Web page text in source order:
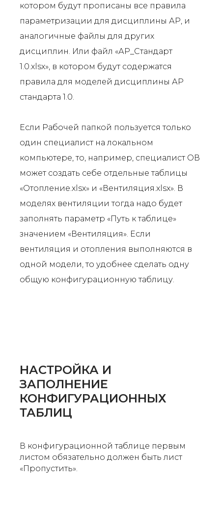
котором будут прописаны все правила
параметризации для дисциплины АР, и
аналогичные файлы для других
дисциплин. Или файл «АР_Стандарт
1.0.xlsx», в котором будут содержатся
правила для моделей дисциплины АР
стандарта 1.0.
Если Рабочей папкой пользуется только
один специалист на локальном
компьютере, то, например, специалист ОВ
может создать себе отдельные таблицы
«Отопление.xlsx» и «Вентиляция.xlsx». В
моделях вентиляции тогда надо будет
заполнять параметр «Путь к таблице»
значением «Вентиляция». Если
вентиляция и отопления выполняются в
одной модели, то удобнее сделать одну
общую конфигурационную таблицу.
НАСТРОЙКА И
ЗАПОЛНЕНИЕ
КОНФИГУРАЦИОННЫХ
ТАБЛИЦ
В конфигурационной таблице первым
листом обязательно должен быть лист
«Пропустить».